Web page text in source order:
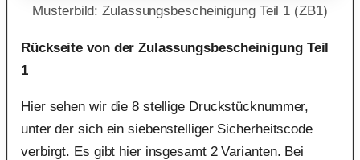
Musterbild: Zulassungsbescheinigung Teil 1 (ZB1)
Rückseite von der Zulassungsbescheinigung Teil
1
Hier sehen wir die 8 stellige Druckstücknummer,
unter der sich ein siebenstelliger Sicherheitscode
verbirgt. Es gibt hier insgesamt 2 Varianten. Bei